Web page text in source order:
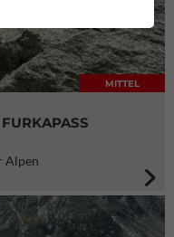
MITTEL
Alpen